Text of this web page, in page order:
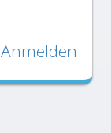
Anmelden